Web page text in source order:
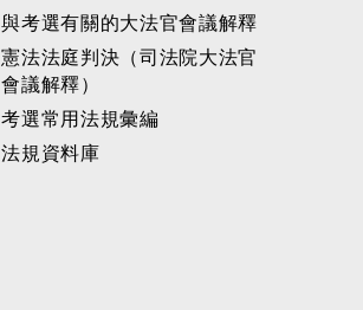
與考選有關的大法官會議解釋
憲法法庭判決（司法院大法官
會議解釋）
考選常用法規彙編
法規資料庫